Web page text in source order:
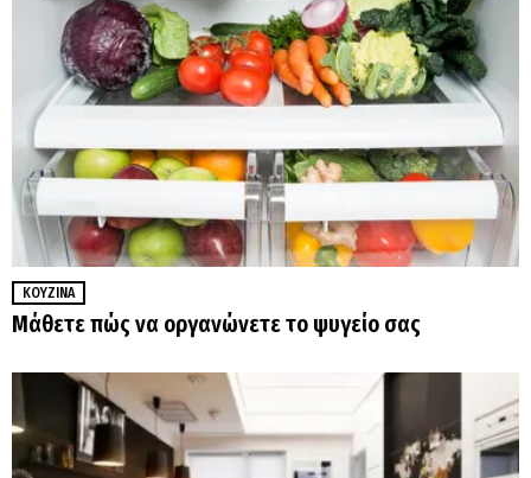
ΚΟΥΖΊΝΑ
Μάθετε πώς να οργανώνετε το ψυγείο σας